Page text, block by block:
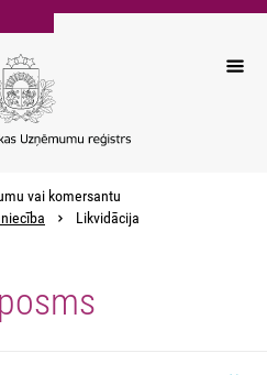
vai komersantu
Likvidācija